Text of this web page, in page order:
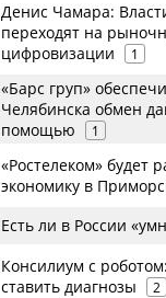
Денис Чамара:
переходят на
цифровизации
1
«Барс груп»
Челябинска обмен
помощью
1
«Ростелеком» будет
экономику в
Есть ли в России
Консилиум с
ставить диагнозы
2